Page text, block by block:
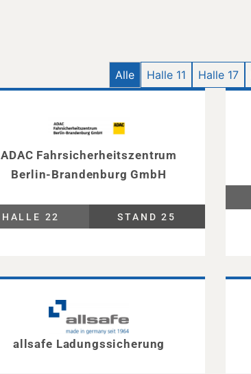
Halle 11 Halle 17
Alle
ADAC Fahrsicherheitszentrum
Berlin-Brandenburg GmbH
HALLE 22 STAND 25
allsafe Ladungssicherung